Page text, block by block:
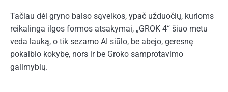
Tačiau dėl gryno balso sąveikos, ypač užduočių, kurioms
reikalinga ilgos formos atsakymai, „GROK 4“ šiuo metu
veda lauką, o tik sezamo AI siūlo, be abejo, geresnę
pokalbio kokybę, nors ir be Groko samprotavimo
galimybių.